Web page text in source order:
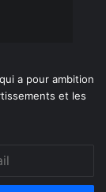
a pour ambition
et les